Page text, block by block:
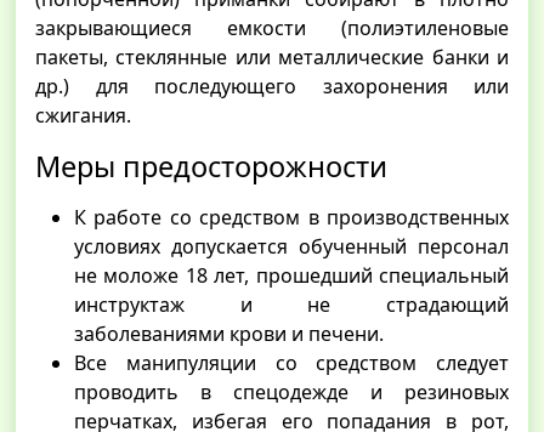
закрывающиеся емкости (полиэтиленовые
пакеты, стеклянные или металлические банки и
др.) для последующего захоронения или
сжигания.
Меры предосторожности
К работе со средством в производственных
условиях допускается обученный персонал
не моложе 18 лет, прошедший специальный
инструктаж и не страдающий
заболеваниями крови и печени.
Все манипуляции со средством следует
проводить в спецодежде и резиновых
перчатках, избегая его попадания в рот,